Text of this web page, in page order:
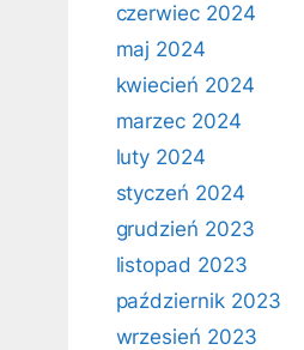
czerwiec 2024
maj 2024
kwiecień 2024
marzec 2024
luty 2024
styczeń 2024
grudzień 2023
listopad 2023
październik 2023
wrzesień 2023